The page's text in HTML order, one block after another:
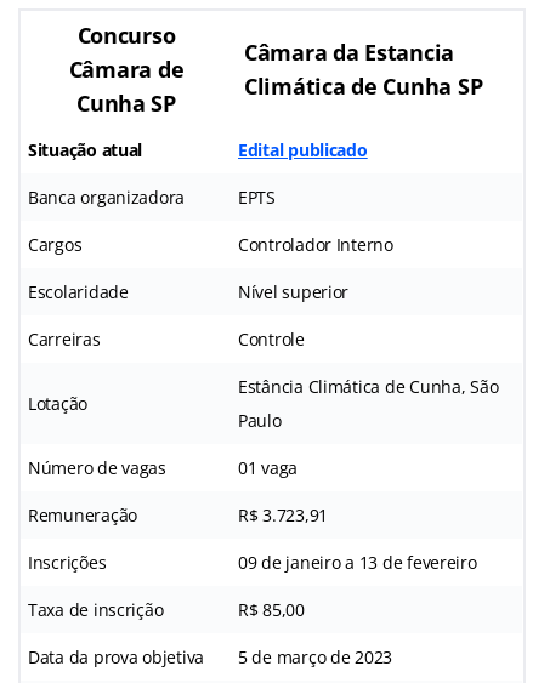
Concurso
Câmara de
Cunha SP
Câmara da Estancia
Climática de Cunha SP
Situação atual Edital publicado
Banca organizadora EPTS
Cargos Controlador Interno
Escolaridade Nível superior
Carreiras Controle
Lotação
Estância Climática de Cunha, São
Paulo
Número de vagas 01 vaga
Remuneração R$ 3.723,91
Inscrições 09 de janeiro a 13 de fevereiro
Taxa de inscrição R$ 85,00
Data da prova objetiva 5 de março de 2023